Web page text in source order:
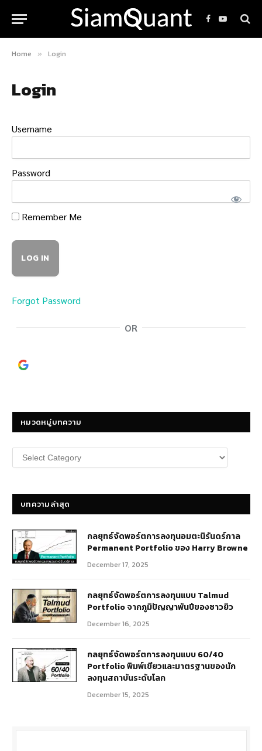
Facebook
YouTube
Home » Login
Login
Username
Password
Remember Me
Forgot Password
OR
หมวดหมู่บทความ
หมวด
หมู่
บทความล่าสุด
กลยุทธ์​จัดพอร์ตการลงทุนอมตะนิรันดร์กาล
Permanent Portfolio ของ Harry Browne
December 17, 2025
กลยุทธ์จัดพอร์ตการลงทุนแบบ Talmud
Portfolio จากภูมิปัญญาพันปีของชาวยิว
December 16, 2025
กลยุทธ์จัดพอร์ตการลงทุนแบบ 60/40
Portfolio พิมพ์เขียวและมาตรฐานของนัก
ลงทุนสถาบันระดับโลก
December 15, 2025